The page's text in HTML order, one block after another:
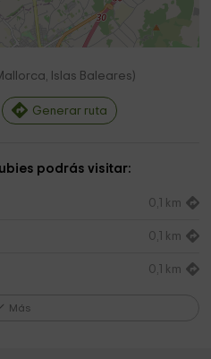
Islas Baleares)
Generar ruta
podrás visitar:
0,1 km
0,1 km
0,1 km
Más